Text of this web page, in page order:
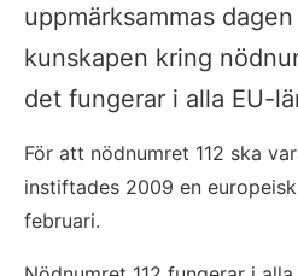
uppmärksammas
kunskapen kring
det fungerar i alla EU-
För att nödnumret 112 ska
instiftades 2009 en europeisk
februari.